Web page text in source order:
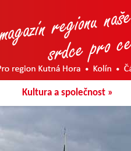
Kultura a společnost »